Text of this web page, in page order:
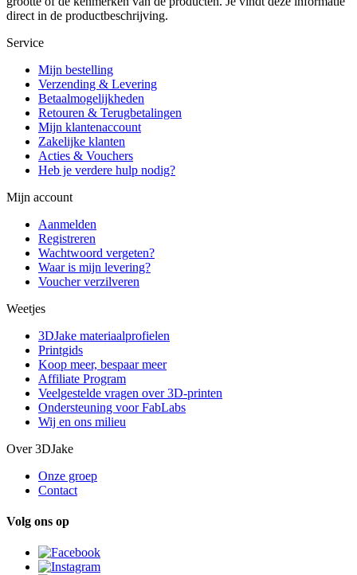
direct in de productbeschrijving.
Service
Mijn bestelling
Verzending & Levering
Betaalmogelijkheden
Retouren & Terugbetalingen
Mijn klantenaccount
Zakelijke klanten
Acties & Vouchers
Heb je verdere hulp nodig?
Mijn account
Aanmelden
Registreren
Wachtwoord vergeten?
Waar is mijn levering?
Voucher verzilveren
Weetjes
3DJake materiaalprofielen
Printgids
Koop meer, bespaar meer
Affiliate Program
Veelgestelde vragen over 3D-printen
Ondersteuning voor FabLabs
Wij en ons milieu
Over 3DJake
Onze groep
Contact
Volg ons op